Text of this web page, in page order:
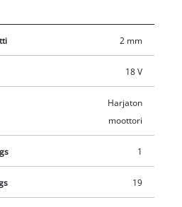
hiiliharjamoottorit. Kun rekisteröit
moottorilla on 10 vuoden
vaihteiston kautta
ja käyttökohteelle sopivaksi
avulla. Optimaalista työskentelyä
käytössä on LED-valo.
pinnat tarjoavat erityisen
tukevan ja varman otteen.
kuljetus- ja säilytyslaukussa.
2 mm
18 V
Harjaton
moottori
1
19